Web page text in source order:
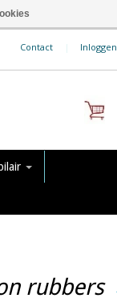
Contact | Inloggen
rubbers